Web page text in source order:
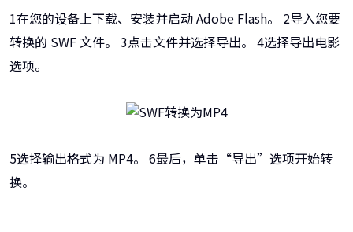
1在您的设备上下载、安装并启动 Adobe Flash。 2导入您要
转换的 SWF 文件。 3点击文件并选择导出。 4选择导出电影
选项。
5选择输出格式为 MP4。 6最后，单击“导出”选项开始转
换。